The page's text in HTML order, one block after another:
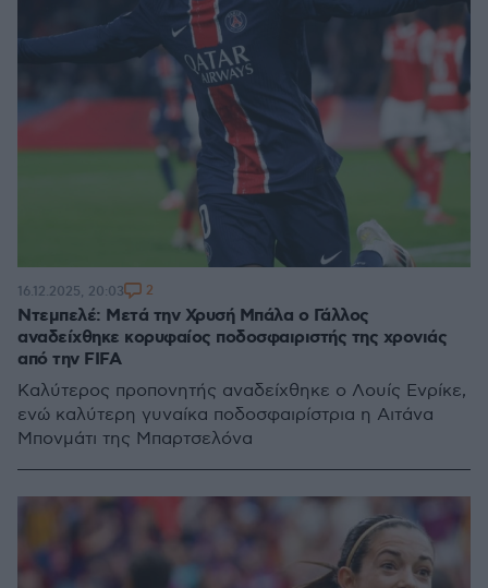
Ντεμπελέ: Μετά την Χρυσή Μπάλα ο Γάλλος
αναδείχθηκε κορυφαίος ποδοσφαιριστής της χρονιάς
από την FIFA
Καλύτερος προπονητής αναδείχθηκε ο Λουίς Ενρίκε,
ενώ καλύτερη γυναίκα ποδοσφαιρίστρια η Αιτάνα
Μπονμάτι της Μπαρτσελόνα
16.12.2025, 20:03 2